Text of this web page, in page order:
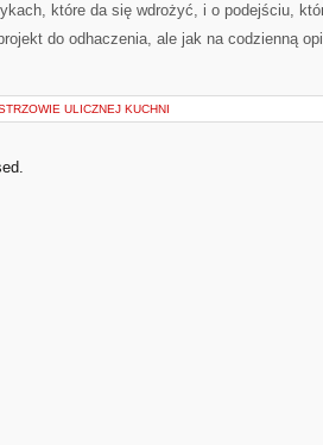
które da się wdrożyć, i o podejściu,
do odhaczenia, ale jak na codzienną
ULICZNEJ KUCHNI